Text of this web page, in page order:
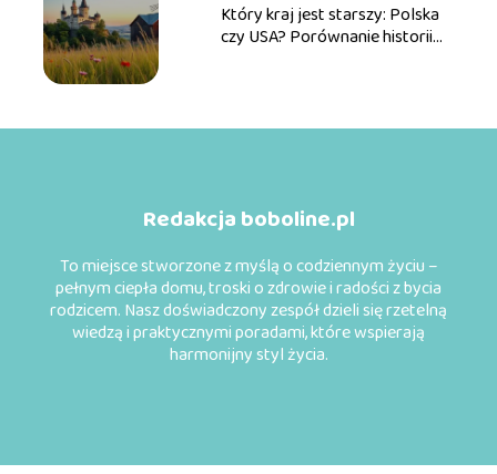
Który kraj jest starszy: Polska
czy USA? Porównanie historii
Redakcja boboline.pl
To miejsce stworzone z myślą o codziennym życiu –
pełnym ciepła domu, troski o zdrowie i radości z bycia
rodzicem. Nasz doświadczony zespół dzieli się rzetelną
wiedzą i praktycznymi poradami, które wspierają
harmonijny styl życia.